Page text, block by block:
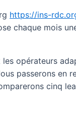
https://ins-
chaque mois
opérateurs
passerons en
cinq